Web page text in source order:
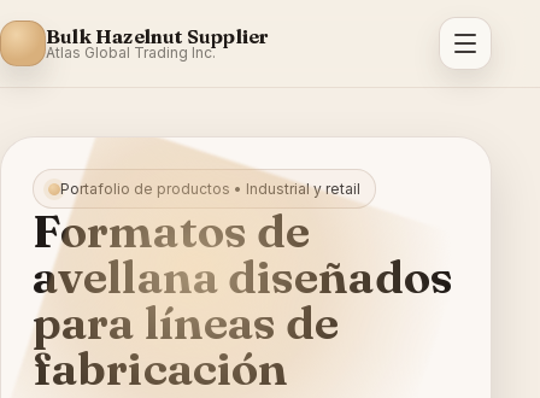
Bulk Hazelnut Supplier
Atlas Global Trading Inc.
Portafolio de productos • Industrial y retail
Formatos de
avellana diseñados
para líneas de
fabricación